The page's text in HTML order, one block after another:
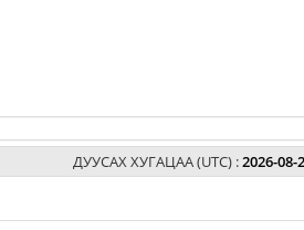
ДУУСАХ ХУГАЦАА (UTC) :2026-08-